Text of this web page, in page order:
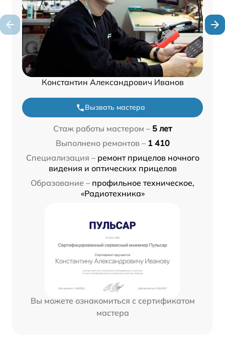
Константин Александрович Иванов
Вызвать мастера
Стаж работы мастером – 5 лет
Выполнено ремонтов – 1 410
Специализация – ремонт прицелов ночного
видения и оптических прицелов
Образование – профильное техническое,
«Радиотехника»
Вы можете ознакомиться с сертификатом
мастера